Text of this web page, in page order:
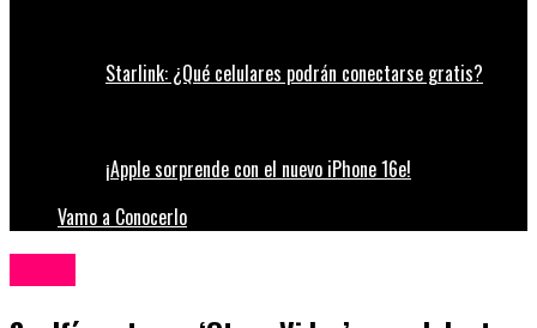
Starlink: ¿Qué celulares podrán conectarse gratis?
¡Apple sorprende con el nuevo iPhone 16e!
Vamo a Conocerlo